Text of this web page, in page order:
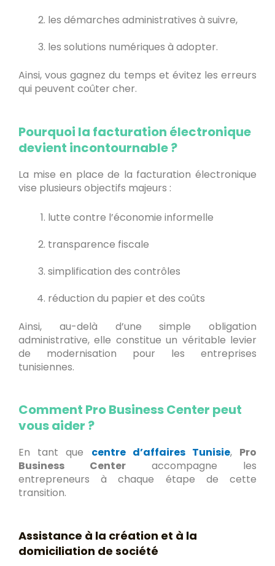
les démarches administratives à suivre,
les solutions numériques à adopter.
Ainsi, vous gagnez du temps et évitez les erreurs
qui peuvent coûter cher.
Pourquoi la facturation électronique
devient incontournable ?
La mise en place de la facturation électronique
vise plusieurs objectifs majeurs :
lutte contre l’économie informelle
transparence fiscale
simplification des contrôles
réduction du papier et des coûts
Ainsi, au-delà d’une simple obligation
administrative, elle constitue un véritable levier
de modernisation pour les entreprises
tunisiennes.
Comment Pro Business Center peut
vous aider ?
En tant que centre d’affaires Tunisie, Pro
Business Center accompagne les
entrepreneurs à chaque étape de cette
transition.
Assistance à la création et à la
domiciliation de société